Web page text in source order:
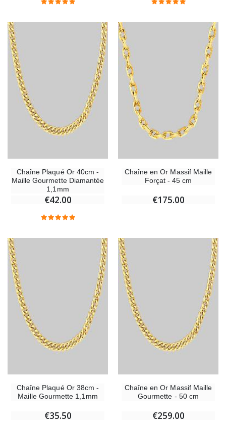
Chaîne Plaqué Or 40cm -
Maille Gourmette Diamantée
1,1mm
€42.00
Chaîne en Or Massif Maille
Forçat - 45 cm
€175.00
Chaîne Plaqué Or 38cm -
Maille Gourmette 1,1mm
€35.50
Chaîne en Or Massif Maille
Gourmette - 50 cm
€259.00
Chapelet de Lourdes en Bois Huile d'Onction
€4.90